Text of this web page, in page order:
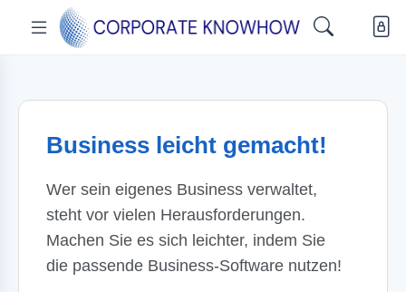
Business leicht gemacht!
Wer sein eigenes Business verwaltet,
steht vor vielen Herausforderungen.
Machen Sie es sich leichter, indem Sie
die passende Business-Software nutzen!